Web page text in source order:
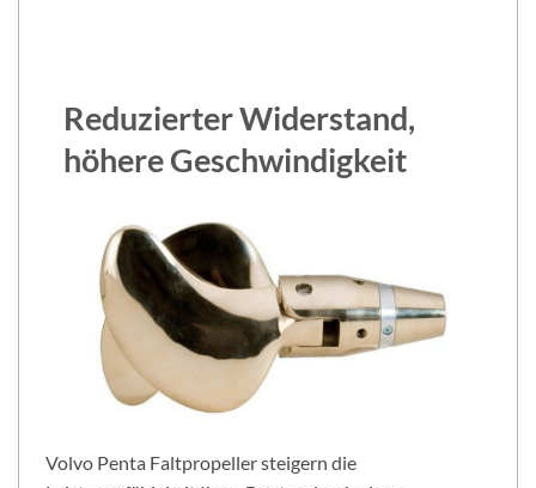
Reduzierter Widerstand,
höhere Geschwindigkeit
Volvo Penta Faltpropeller steigern die